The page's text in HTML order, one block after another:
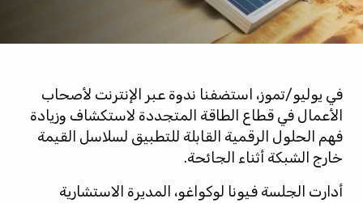
في يوليو/تموز، استضفنا ندوة عبر الإنترنت لأصحاب
الأعمال في قطاع الطاقة المتجددة لاستكشاف وزيادة
فهم الحلول الرقمية القابلة للتطبيق لسلاسل القيمة
خارج الشبكة أثناء الجائحة.
أدارت الجلسة فيونا لوكواغو، المديرة الاستشارية